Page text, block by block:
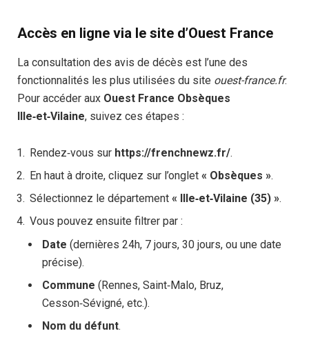
Accès en ligne via le site d’Ouest France
La consultation des avis de décès est l’une des
fonctionnalités les plus utilisées du site ouest-france.fr.
Pour accéder aux Ouest France Obsèques
Ille‑et‑Vilaine, suivez ces étapes :
Rendez‑vous sur https://frenchnewz.fr/.
En haut à droite, cliquez sur l’onglet « Obsèques ».
Sélectionnez le département « Ille‑et‑Vilaine (35) ».
Vous pouvez ensuite filtrer par :
Date (dernières 24h, 7 jours, 30 jours, ou une date
précise).
Commune (Rennes, Saint‑Malo, Bruz,
Cesson‑Sévigné, etc.).
Nom du défunt.